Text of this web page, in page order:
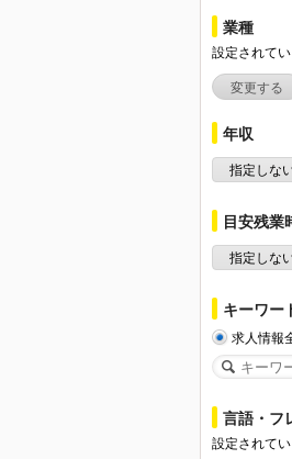
業種
設定されて
変更する
年収
指定しな
目安残業
指定しな
キーワー
求人情報
言語・フ
設定されて